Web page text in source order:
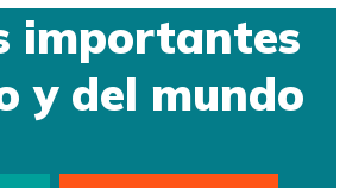
importantes
y del mundo